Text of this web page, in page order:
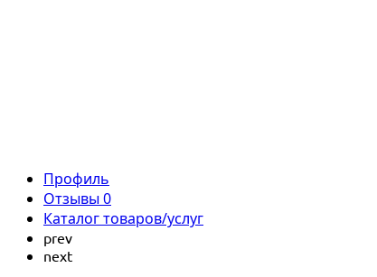
Профиль
Отзывы0
Каталог товаров/услуг
prev
next